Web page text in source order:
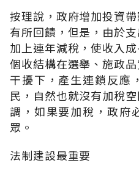
按理說，政府增加投資
有所回饋，但是，由於
加上連年減稅，使收入
個收結構在選舉、施政
干擾下，產生連鎖反應
民，自然也就沒有加稅
調，如果要加稅，政府
眾。
法制建設最重要